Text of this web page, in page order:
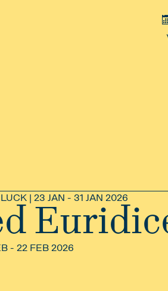
| 23 JAN - 31 JAN 2026
- 22 FEB 2026